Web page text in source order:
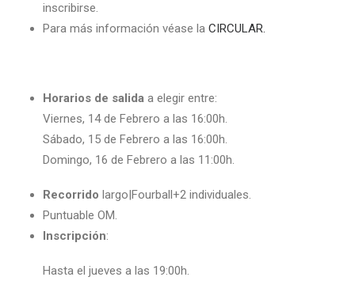
inscribirse.
Para más información véase la CIRCULAR.
Horarios de salida a elegir entre:
Viernes, 14 de Febrero a las 16:00h.
Sábado, 15 de Febrero a las 16:00h.
Domingo, 16 de Febrero a las 11:00h.
Recorrido largo|Fourball+2 individuales.
Puntuable OM.
Inscripción:
Hasta el jueves a las 19:00h.